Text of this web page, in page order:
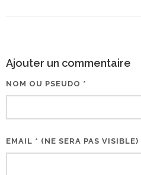
Ajouter un commentaire
NOM OU PSEUDO *
EMAIL * (NE SERA PAS VISIBLE)